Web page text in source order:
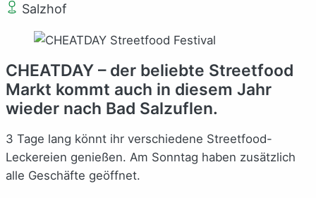
Salzhof
CHEATDAY – der beliebte Streetfood
Markt kommt auch in diesem Jahr
wieder nach Bad Salzuflen.
3 Tage lang könnt ihr verschiedene Streetfood-
Leckereien genießen. Am Sonntag haben zusätzlich
alle Geschäfte geöffnet.